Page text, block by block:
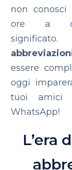
non conosci
ore a
essere
oggi
tuoi amici
WhatsApp!
L’era